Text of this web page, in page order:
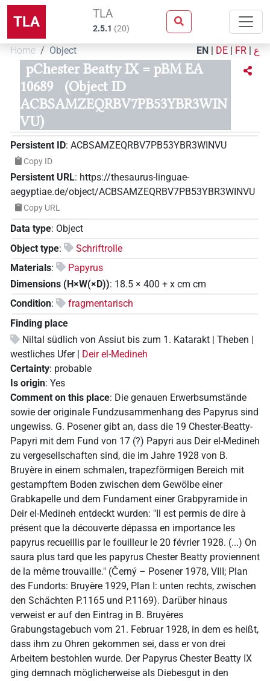
TLA TLA
2.5.1 (20)
Home Object EN | DE | FR | ع
pChester Beatty IX = pBM EA
10689
(Object ID
ACBSAMZEQRBV7PB53YBR3WIN
VU)
Persistent ID: ACBSAMZEQRBV7PB53YBR3WINVU
Copy ID
Persistent URL: https://thesaurus-linguae-
aegyptiae.de/object/ACBSAMZEQRBV7PB53YBR3WINVU
Copy URL
Data type: Object
Object type:
Schriftrolle
Materials:
Papyrus
Dimensions (H×W(×D)): 18.5 × 400 + x cm cm
Condition:
fragmentarisch
Finding place
Niltal südlich von Assiut bis zum 1. Katarakt | Theben |
westliches Ufer | Deir el-Medineh
Certainty: probable
Is origin: Yes
Comment on this place: Die genauen Erwerbsumstände
sowie der originale Fundzusammenhang des Papyrus sind
ungewiss. G. Posener gibt an, dass die 19 Chester-Beatty-
Papyri mit dem Fund von 17 (?) Papyri aus Deir el-Medineh
zu vergesellschaften sind, die im Jahre 1928 von B.
Bruyère in einem schmalen, trapezförmigen Bereich mit
gestampftem Boden zwischen dem Gewölbe einer
Grabkapelle und dem Fundament einer Grabpyramide in
Deir el-Medineh entdeckt wurden: "Il est permis de dire à
présent que la découverte dépassa en importance les
papyrus recueillis par le fouilleur le 20 février 1928. (...) On
saura plus tard que les papyrus Chester Beatty proviennent
de la même trouvaille." (Černý – Posener 1978, VIII; Plan
des Fundorts: Bruyère 1929, Plan I: unten rechts, zwischen
den Schächten P.1165 und P.1169). Darüber hinaus
verweist er auf den Eintrag in B. Bruyères
Grabungstagebuch vom 21. Februar 1928, in dem es heißt,
dass ihm zu Ohren gekommen sei, dass er von drei
Arbeitern bestohlen wurde. Der Papyrus Chester Beatty IX
ging demnach möglicherweise als Diebesgut in den